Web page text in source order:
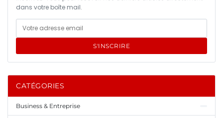
dans votre boîte mail.
S'INSCRIRE
CATÉGORIES
Business & Entreprise